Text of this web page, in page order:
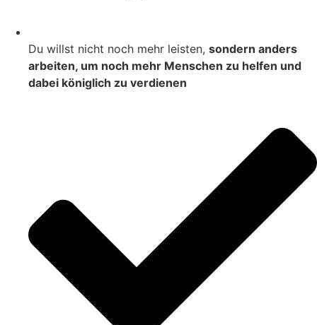
Du willst nicht noch mehr leisten, sondern anders
arbeiten, um noch mehr Menschen zu helfen und
dabei königlich zu verdienen